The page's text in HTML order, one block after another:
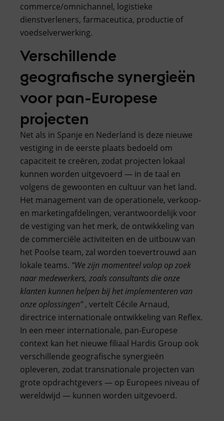
commerce/omnichannel, logistieke
dienstverleners, farmaceutica, productie of
voedselverwerking.
Verschillende
geografische synergieën
voor pan-Europese
projecten
Net als in Spanje en Nederland is deze nieuwe
vestiging in de eerste plaats bedoeld om
capaciteit te creëren, zodat projecten lokaal
kunnen worden uitgevoerd — in de taal en
volgens de gewoonten en cultuur van het land.
Het management van de operationele, verkoop-
en marketingafdelingen, verantwoordelijk voor
de vestiging van het merk, de ontwikkeling van
de commerciële activiteiten en de uitbouw van
het Poolse team, zal worden toevertrouwd aan
lokale teams. “We zijn momenteel volop op zoek
naar medewerkers, zoals consultants die onze
klanten kunnen helpen bij het implementeren van
onze oplossingen”, vertelt Cécile Arnaud,
directrice internationale ontwikkeling van Reflex.
In een meer internationale, pan-Europese
context kan het nieuwe filiaal Hardis Group ook
verschillende geografische synergieën
opleveren, zodat transnationale projecten van
grote opdrachtgevers — op Europees niveau of
wereldwijd — kunnen worden uitgevoerd.